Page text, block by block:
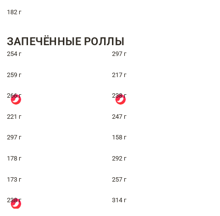
182 г
ЗАПЕЧЁННЫЕ РОЛЛЫ
254 г 297 г
259 г 217 г
266 г 238 г
221 г 247 г
297 г 158 г
178 г 292 г
173 г 257 г
238 г 314 г